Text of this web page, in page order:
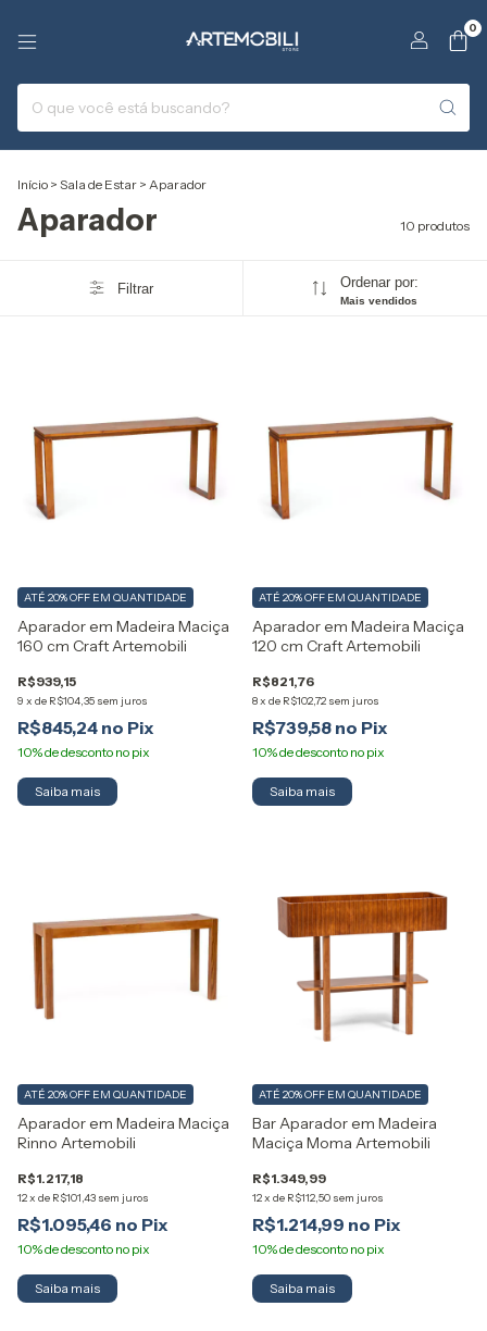
0
Início > Sala de Estar > Aparador
Aparador 10 produtos
Filtrar Ordenar por:
Mais vendidos
Aparador em Madeira Maciça
160 cm Craft Artemobili
R$939,15
9 x de R$104,35 sem juros
ATÉ 20% OFF EM QUANTIDADE
R$845,24
Aparador em Madeira Maciça
120 cm Craft Artemobili
R$821,76
8x de R$102,72 sem juros
ATÉ 20% OFF EM QUANTIDADE
R$739,58
Aparador em Madeira Maciça
Rinno Artemobili
R$1.217,18
12x de R$101,43 sem juros
ATÉ 20% OFF EM QUANTIDADE
R$1.095,46
Bar Aparador em Madeira
Maciça Moma Artemobili
R$1.349,99
12x de R$112,50 sem juros
ATÉ 20% OFF EM QUANTIDADE
R$1.214,99
Saiba mais